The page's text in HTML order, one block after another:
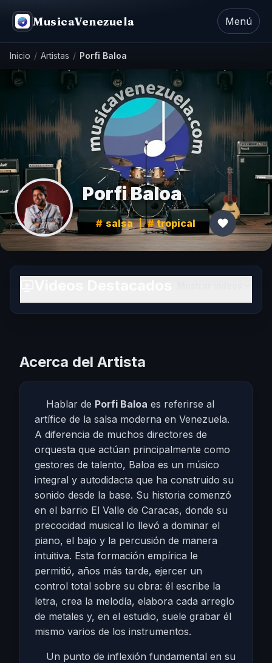
MusicaVenezuela Menú
Inicio / Artistas / Porfi Baloa
Porfi Baloa
salsa | tropical
Acerca del Artista
Hablar de Porfi Baloa es referirse al
artífice de la salsa moderna en Venezuela.
A diferencia de muchos directores de
orquesta que actúan principalmente como
gestores de talento, Baloa es un músico
integral y autodidacta que ha construido su
sonido desde la base. Su historia comenzó
en el barrio El Valle de Caracas, donde su
precocidad musical lo llevó a dominar el
piano, el bajo y la percusión de manera
intuitiva. Esta formación empírica le
permitió, años más tarde, ejercer un
control total sobre su obra: él escribe la
letra, crea la melodía, elabora cada arreglo
de metales y, en el estudio, suele grabar él
mismo varios de los instrumentos.
Un punto de inflexión fundamental en su